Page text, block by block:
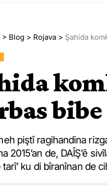
> Blog > Rojava > Şahida
piştî ragihandina
2015’an de, DAÎŞ’ê
ku di bîranînan de